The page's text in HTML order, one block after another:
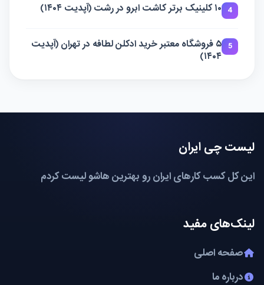
4 ۱۰ کلینیک برتر کاشت ابرو در رشت (آپدیت ۱۴۰۴)
5
۵ فروشگاه معتبر خرید ادکلن لطافه در تهران (آپدیت
۱۴۰۴)
لیست چی ایران
این کل کسب کارهای ایران رو بهترین هاشو لیست کردم
لینک‌های مفید
صفحه اصلی
درباره ما